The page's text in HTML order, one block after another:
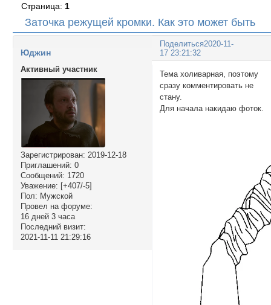
Заточка режущей кромки. Как это может быть
Страница: 1
Поделиться2020-11-
17 23:21:32
Юджин
Активный участник
Зарегистрирован: 2019-12-18
Приглашений: 0
Сообщений: 1720
Уважение: [+407/-5]
Пол: Мужской
Провел на форуме:
16 дней 3 часа
Последний визит:
2021-11-11 21:29:16
Тема холиварная, поэтому
сразу комментировать не
стану.
Для начала накидаю фоток.